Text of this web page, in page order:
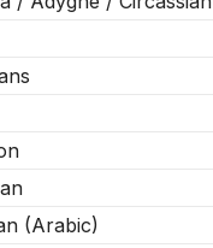
(Arabic)